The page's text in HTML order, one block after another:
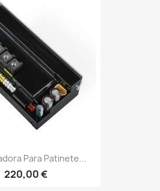
Para Patinete...
220,00 €